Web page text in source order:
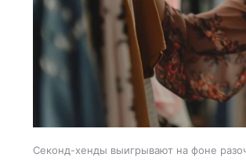
Секонд-хенды выигрывают на фоне